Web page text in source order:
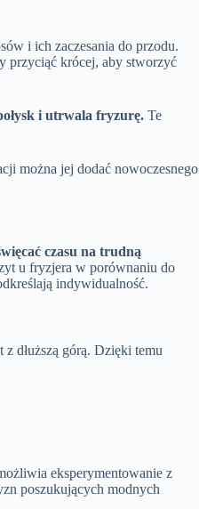
i ich zaczesania do przodu.
przyciąć krócej, aby stworzyć
i utrwala fryzurę. Te
można jej dodać nowoczesnego
czasu na trudną
u fryzjera w porównaniu do
indywidualność.
dłuższą górą. Dzięki temu
eksperymentowanie z
poszukujących modnych